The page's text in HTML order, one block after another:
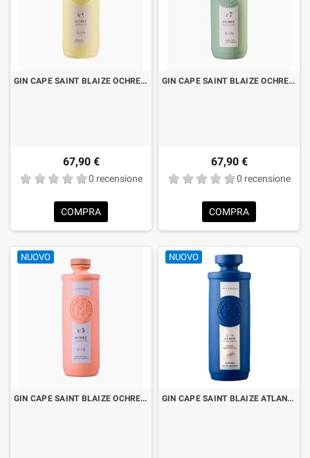
GIN CAPE SAINT BLAIZE OCHRE N°9 CL.70 LIMITED EDITION
67,90 €
0 recensione
COMPRA
GIN CAPE SAINT BLAIZE OCHRE N°7 CL.70 LIMITED EDITION
67,90 €
0 recensione
COMPRA
NUOVO
GIN CAPE SAINT BLAIZE OCHRE N°5 CL.70 LIMITED EDITION
NUOVO
GIN CAPE SAINT BLAIZE ATLANTIC NAVY STENGTH CL.70 LIMITED EDITION